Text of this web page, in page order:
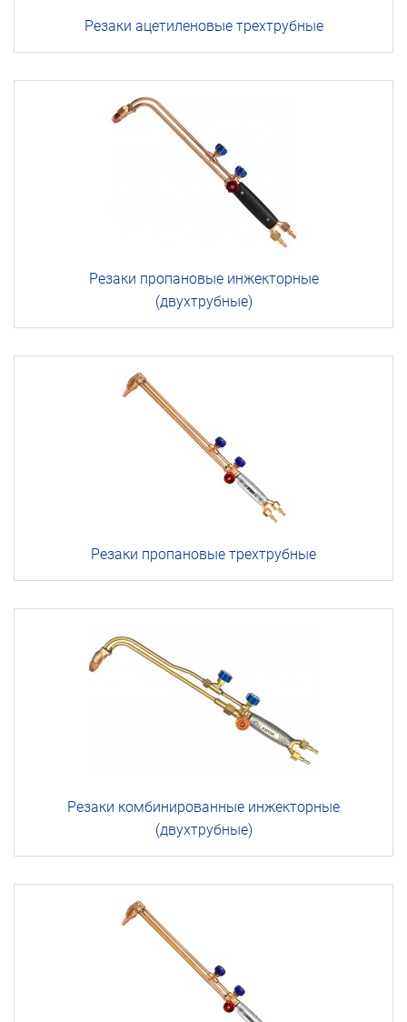
Резаки ацетиленовые трехтрубные
Резаки пропановые инжекторные
(двухтрубные)
Резаки пропановые трехтрубные
Резаки комбинированные инжекторные
(двухтрубные)